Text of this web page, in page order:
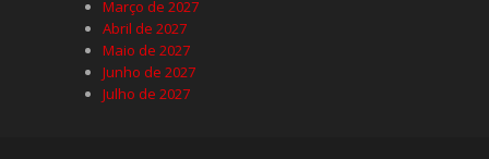
Março de 2027
Abril de 2027
Maio de 2027
Junho de 2027
Julho de 2027